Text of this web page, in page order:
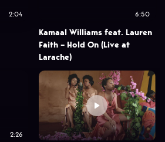
2:04 6:50
Kamaal Williams feat. Lauren
Faith – Hold On (Live at
Larache)
2:26